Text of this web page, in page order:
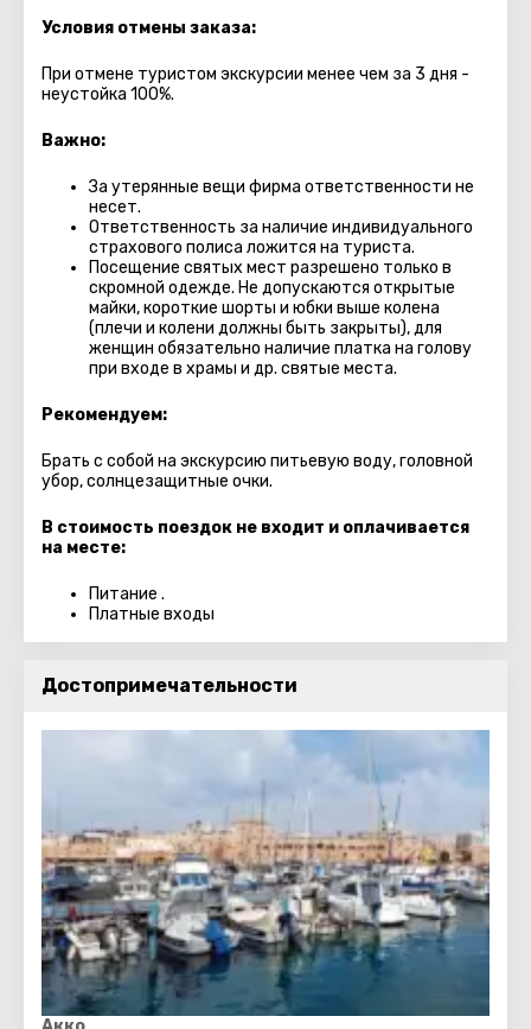
Условия отмены заказа:
При отмене туристом экскурсии менее чем за 3 дня -
неустойка 100%.
Важно:
За утерянные вещи фирма ответственности не
несет.
Ответственность за наличие индивидуального
страхового полиса ложится на туриста.
Посещение святых мест разрешено только в
скромной одежде. Не допускаются открытые
майки, короткие шорты и юбки выше колена
(плечи и колени должны быть закрыты), для
женщин обязательно наличие платка на голову
при входе в храмы и др. святые места.
Рекомендуем:
Брать с собой на экскурсию питьевую воду, головной
убор, солнцезащитные очки.
В стоимость поездок не входит и оплачивается
на месте:
Питание .
Платные входы
Достопримечательности